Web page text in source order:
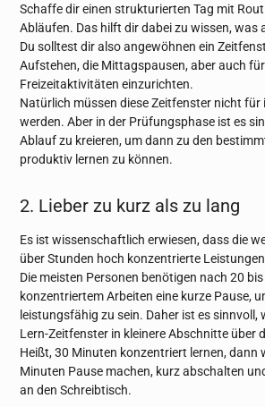
Schaffe dir einen strukturierten Tag mit
Abläufen. Das hilft dir dabei zu wissen, was
Du solltest dir also angewöhnen ein
Aufstehen, die Mittagspausen, aber auch
Freizeitaktivitäten einzurichten.
Natürlich müssen diese Zeitfenster nicht für
werden. Aber in der Prüfungsphase ist es
Ablauf zu kreieren, um dann zu den
produktiv lernen zu können.
2. Lieber zu kurz als zu lang
Es ist wissenschaftlich erwiesen, dass die
über Stunden hoch konzentrierte
Die meisten Personen benötigen nach 20
konzentriertem Arbeiten eine kurze Pause,
leistungsfähig zu sein. Daher ist es sinnvoll,
Lern-Zeitfenster in kleinere Abschnitte über
Heißt, 30 Minuten konzentriert lernen, dann
Minuten Pause machen, kurz abschalten
an den Schreibtisch.